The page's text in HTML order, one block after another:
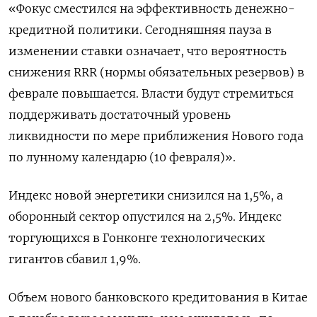
«Фокус сместился на эффективность денежно-
кредитной политики. Сегодняшняя пауза в
изменении ставки означает, что вероятность
снижения RRR (нормы обязательных резервов) в
феврале повышается. Власти будут стремиться
поддерживать достаточный уровень
ликвидности по мере приближения Нового года
по лунному календарю (10 февраля)».
Индекс новой энергетики снизился на 1,5%, а
оборонный сектор опустился на 2,5%. Индекс
торгующихся в Гонконге технологических
гигантов сбавил 1,9%.
Объем нового банковского кредитования в Китае